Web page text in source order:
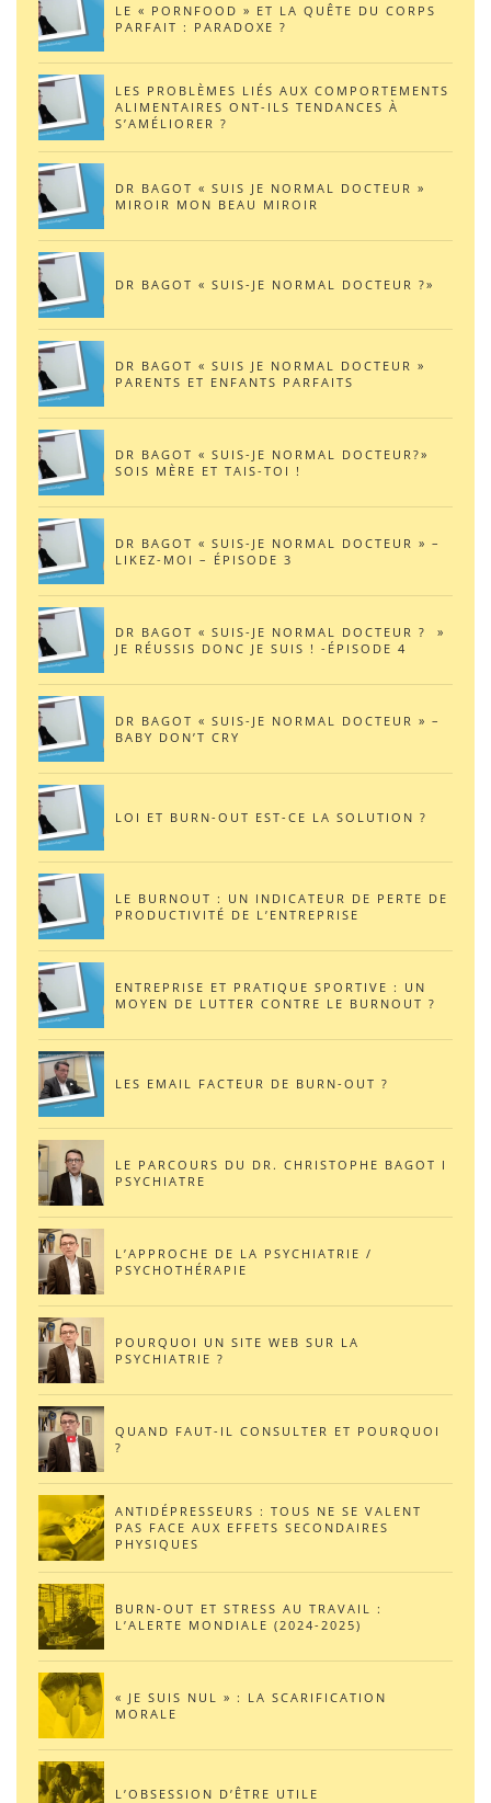
LE « PORNFOOD » ET LA QUÊTE DU CORPS
PARFAIT : PARADOXE ?
LES PROBLÈMES LIÉS AUX COMPORTEMENTS
ALIMENTAIRES ONT-ILS TENDANCES À
S’AMÉLIORER ?
DR BAGOT « SUIS JE NORMAL DOCTEUR »
MIROIR MON BEAU MIROIR
DR BAGOT « SUIS-JE NORMAL DOCTEUR ?»
DR BAGOT « SUIS JE NORMAL DOCTEUR »
PARENTS ET ENFANTS PARFAITS
DR BAGOT « SUIS-JE NORMAL DOCTEUR?»
SOIS MÈRE ET TAIS-TOI !
DR BAGOT « SUIS-JE NORMAL DOCTEUR » –
LIKEZ-MOI – ÉPISODE 3
DR BAGOT « SUIS-JE NORMAL DOCTEUR ? »
JE RÉUSSIS DONC JE SUIS ! -ÉPISODE 4
DR BAGOT « SUIS-JE NORMAL DOCTEUR » –
BABY DON’T CRY
LOI ET BURN-OUT EST-CE LA SOLUTION ?
LE BURNOUT : UN INDICATEUR DE PERTE DE
PRODUCTIVITÉ DE L’ENTREPRISE
ENTREPRISE ET PRATIQUE SPORTIVE : UN
MOYEN DE LUTTER CONTRE LE BURNOUT ?
LES EMAIL FACTEUR DE BURN-OUT ?
LE PARCOURS DU DR. CHRISTOPHE BAGOT I
PSYCHIATRE
L’APPROCHE DE LA PSYCHIATRIE /
PSYCHOTHÉRAPIE
POURQUOI UN SITE WEB SUR LA
PSYCHIATRIE ?
QUAND FAUT-IL CONSULTER ET POURQUOI
?
ANTIDÉPRESSEURS : TOUS NE SE VALENT
PAS FACE AUX EFFETS SECONDAIRES
PHYSIQUES
BURN-OUT ET STRESS AU TRAVAIL :
L’ALERTE MONDIALE (2024-2025)
« JE SUIS NUL » : LA SCARIFICATION
MORALE
L’OBSESSION D’ÊTRE UTILE